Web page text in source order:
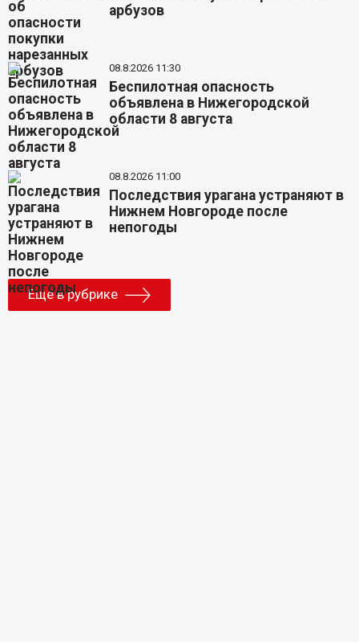
арбузов
08.8.2026 11:30
Беспилотная опасность
объявлена в Нижегородской
области 8 августа
08.8.2026 11:00
Последствия урагана устраняют в
Нижнем Новгороде после
непогоды
Еще в рубрике